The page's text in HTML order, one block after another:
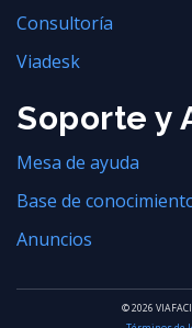
Consultoría
Viadesk
Soporte y
Mesa de ayuda
Base de
Anuncios
© 2026